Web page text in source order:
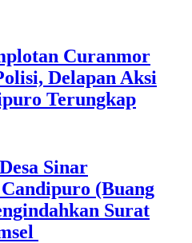
Curanmor
Delapan Aksi
Terungkap
Sinar
(Buang
Surat